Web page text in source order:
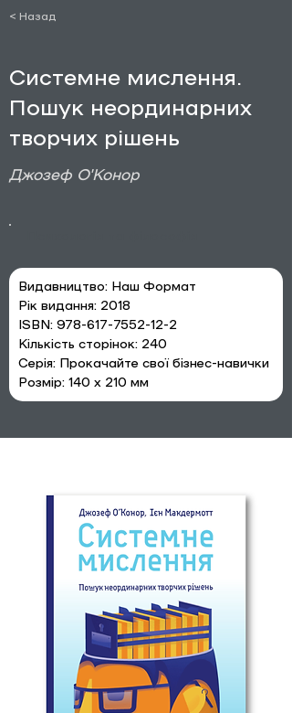
< Назад
Системне мислення.
Пошук неординарних
творчих рішень
Джозеф О'Конор
Видавництво: Наш Формат
Рік видання: 2018
ISBN: 978-617-7552-12-2
Кількість сторінок: 240
Серія: Прокачайте свої бізнес-навички
Розмір: 140 х 210 мм